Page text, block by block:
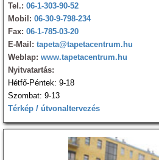
Tel.: 06-1-303-90-52
Mobil: 06-30-9-798-234
Fax: 06-1-785-03-20
E-Mail: tapeta@tapetacentrum.hu
Weblap: www.tapetacentrum.hu
Nyitvatartás:
Hétfő-Péntek: 9-18
Szombat: 9-13
Térkép / útvonaltervezés